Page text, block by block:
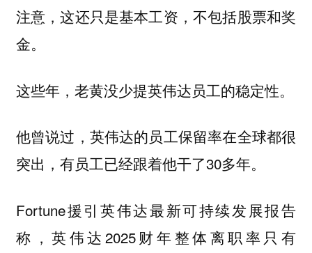
注意，这还只是基本工资，不包括股票和奖
金。
这些年，老黄没少提英伟达员工的稳定性。
他曾说过，英伟达的员工保留率在全球都很
突出，有员工已经跟着他干了30多年。
Fortune援引英伟达最新可持续发展报告
称，英伟达2025财年整体离职率只有